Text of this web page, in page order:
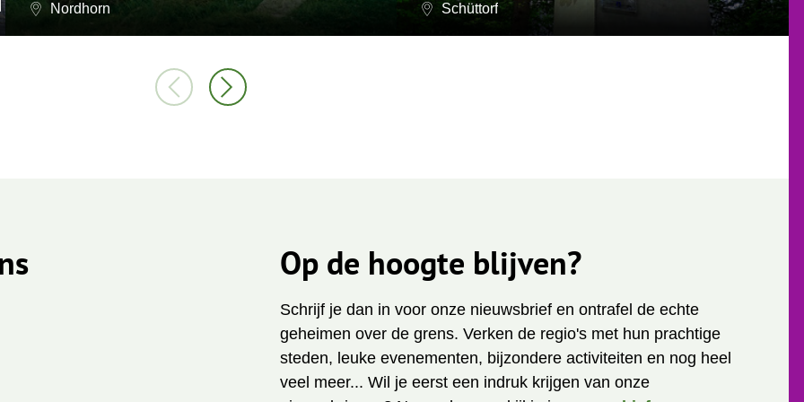
Nordhorn Schüttorf
Op de hoogte blijven?
Schrijf je dan in voor onze nieuwsbrief en ontrafel de echte
geheimen over de grens. Verken de regio's met hun prachtige
steden, leuke evenementen, bijzondere activiteiten en nog heel
veel meer... Wil je eerst een indruk krijgen van onze